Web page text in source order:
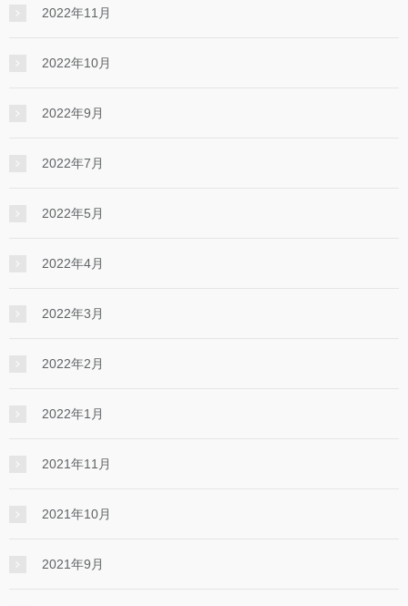
2022年11月
2022年10月
2022年9月
2022年7月
2022年5月
2022年4月
2022年3月
2022年2月
2022年1月
2021年11月
2021年10月
2021年9月